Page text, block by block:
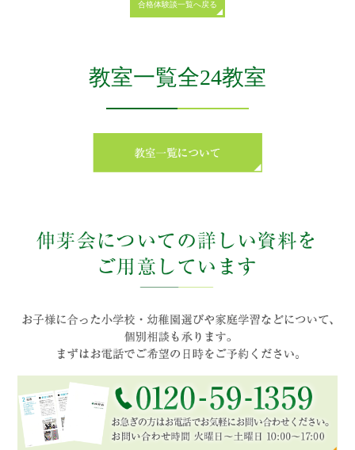
合格体験談一覧へ戻る
教室一覧全24教室